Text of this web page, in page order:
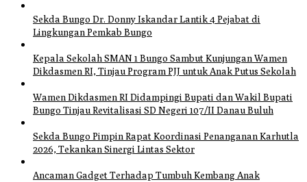
Sekda Bungo Dr. Donny Iskandar Lantik 4 Pejabat di
Lingkungan Pemkab Bungo
Kepala Sekolah SMAN 1 Bungo Sambut Kunjungan Wamen
Dikdasmen RI, Tinjau Program PJJ untuk Anak Putus Sekolah
Wamen Dikdasmen RI Didampingi Bupati dan Wakil Bupati
Bungo Tinjau Revitalisasi SD Negeri 107/II Danau Buluh
Sekda Bungo Pimpin Rapat Koordinasi Penanganan Karhutla
2026, Tekankan Sinergi Lintas Sektor
Ancaman Gadget Terhadap Tumbuh Kembang Anak